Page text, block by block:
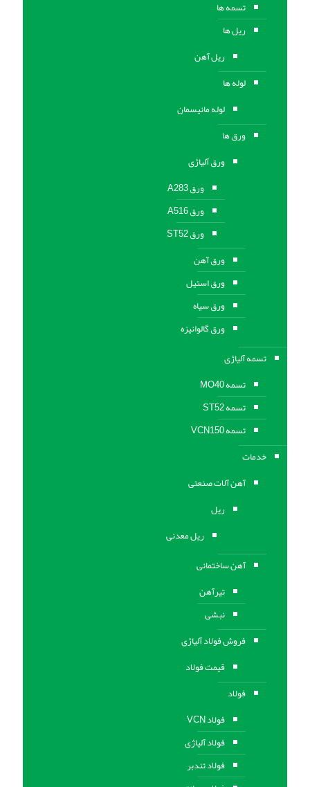
تسمه ها
ریل ها
ریل آهن
لوله ها
لوله مانیسمان
ورق ها
ورق آلیاژی
ورق A283
ورق A516
ورق ST52
ورق آهن
ورق استیل
ورق سیاه
ورق گالوانیزه
تسمه آلیاژی
تسمه MO40
تسمه ST52
تسمه VCN150
خدمات
آهن آلات صنعتی
ریل
ریل معدنی
آهن ساختمانی
تیرآهن
نبشی
فروش فولاد آلیاژی
قیمت فولاد
فولاد
فولاد VCN
فولاد آلیاژی
فولاد تندبر